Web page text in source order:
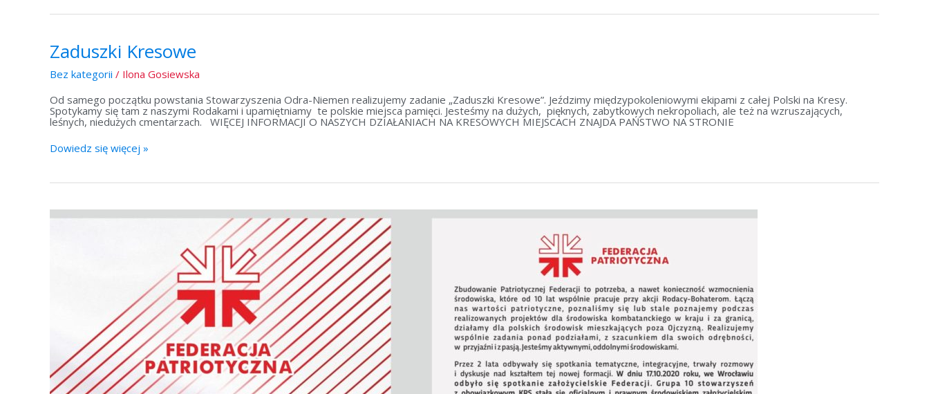
Zaduszki Kresowe
Bez kategorii / Ilona Gosiewska
Od samego początku powstania Stowarzyszenia Odra-Niemen realizujemy zadanie „Zaduszki Kresowe”. Jeździmy międzypokoleniowymi ekipami z całej Polski na Kresy.
Spotykamy się tam z naszymi Rodakami i upamiętniamy te polskie miejsca pamięci. Jesteśmy na dużych, pięknych, zabytkowych nekropoliach, ale też na wzruszających,
leśnych, niedużych cmentarzach. WIĘCEJ INFORMACJI O NASZYCH DZIAŁANIACH NA KRESOWYCH MIEJSCACH ZNAJDA PAŃSTWO NA STRONIE
Zaduszki
Kresowe
Dowiedz się więcej »
Powstanie